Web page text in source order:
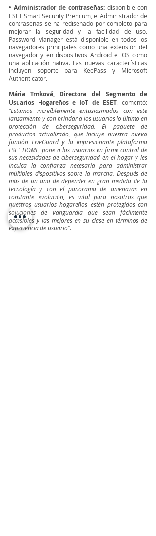
• Administrador de contraseñas: disponible con
ESET Smart Security Premium, el Administrador de
contraseñas se ha rediseñado por completo para
mejorar la seguridad y la facilidad de uso.
Password Manager está disponible en todos los
navegadores principales como una extensión del
navegador y en dispositivos Android e iOS como
una aplicación nativa. Las nuevas características
incluyen soporte para KeePass y Microsoft
Authenticator.
Mária Trnková, Directora del Segmento de
Usuarios Hogareños e IoT de ESET , comentó:
“Estamos increíblemente entusiasmados con este
lanzamiento y con brindar a los usuarios lo último en
protección de ciberseguridad. El paquete de
productos actualizado, que incluye nuestra nueva
función LiveGuard y la impresionante plataforma
ESET HOME, pone a los usuarios en firme control de
sus necesidades de ciberseguridad en el hogar y les
inculca la confianza necesaria para administrar
múltiples dispositivos sobre la marcha. Después de
más de un año de depender en gran medida de la
tecnología y con el panorama de amenazas en
constante evolución, es vital para nosotros que
nuestros usuarios hogareños estén protegidos con
soluciones de vanguardia que sean fácilmente
accesibles y las mejores en su clase en términos de
experiencia de usuario”.